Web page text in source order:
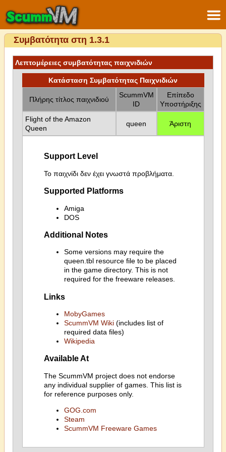
Συμβατότητα στη 1.3.1
Λεπτομέρειες συμβατότητας παιχνιδιών
Κατάσταση Συμβατότητας Παιχνιδιών
Πλήρης τίτλος παιχνιδιού
ScummVM
ID
Επίπεδο
Υποστήριξης
Flight of the Amazon
Queen
queen Άριστη
Support Level
Το παιχνίδι δεν έχει γνωστά προβλήματα.
Supported Platforms
Amiga
DOS
Additional Notes
Some versions may require the
queen.tbl resource file to be placed
in the game directory. This is not
required for the freeware releases.
Links
MobyGames
ScummVM Wiki(includes list of
required data files)
Wikipedia
Available At
The ScummVM project does not endorse
any individual supplier of games. This list is
for reference purposes only.
GOG.com
Steam
ScummVM Freeware Games